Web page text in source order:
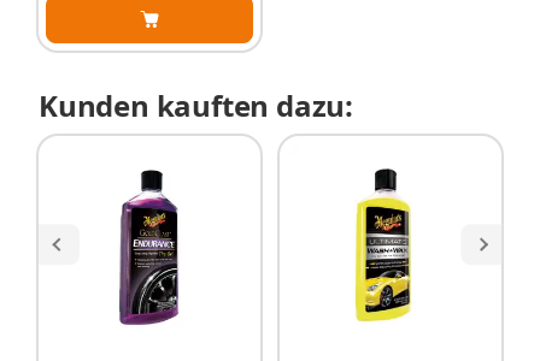
Kunden kauften dazu: